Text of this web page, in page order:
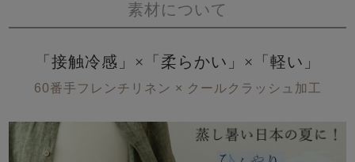
素材について
「接触冷感」×「柔らかい」×「軽い」
60番手フレンチリネン × クールクラッシュ加工